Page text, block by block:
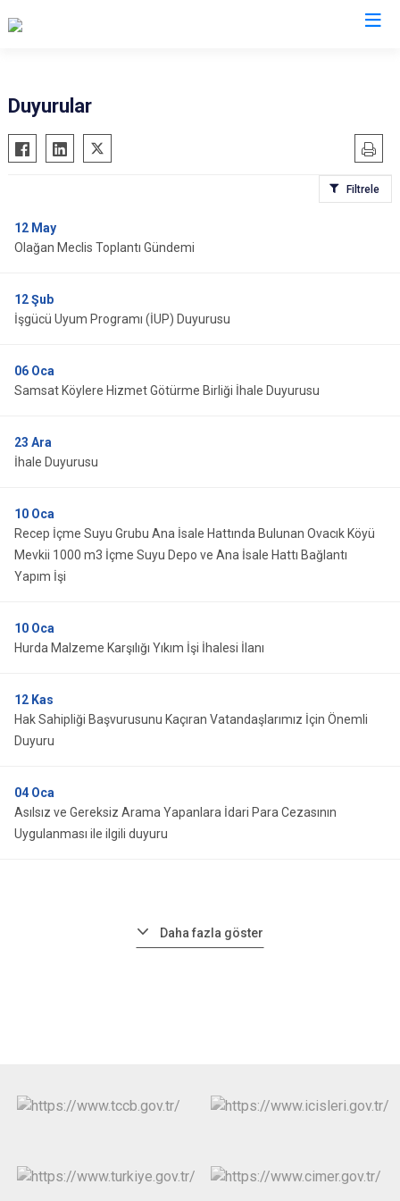
Besni
Çelikhan
Gölbaşı
Kahta
Sincik
Duyurular
Filtrele
12 May
Olağan Meclis Toplantı Gündemi
12Şub
İşgücü Uyum Programı (İUP) Duyurusu
06 Oca
Samsat Köylere Hizmet Götürme Birliği İhale Duyurusu
23 Ara
İhale Duyurusu
10 Oca
Recep İçme Suyu Grubu Ana İsale Hattında Bulunan Ovacık Köyü
Mevkii 1000 m3 İçme Suyu Depo ve Ana İsale Hattı Bağlantı
Yapım İşi
10 Oca
Hurda Malzeme Karşılığı Yıkım İşi İhalesi İlanı
12 Kas
Hak Sahipliği Başvurusunu Kaçıran Vatandaşlarımız İçin Önemli
Duyuru
04 Oca
Asılsız ve Gereksiz Arama Yapanlara İdari Para Cezasının
Uygulanması ile ilgili duyuru
Daha fazla göster